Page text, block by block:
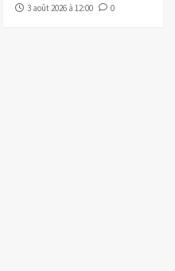
3 août 2026 à 12:00
0